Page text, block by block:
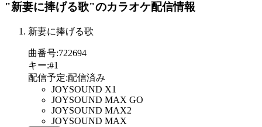
"新妻に捧げる歌"のカラオケ配信情報
新妻に捧げる歌
曲番号:722694
キー:#1
配信予定:配信済み
JOYSOUND X1
JOYSOUND MAX GO
JOYSOUND MAX2
JOYSOUND MAX